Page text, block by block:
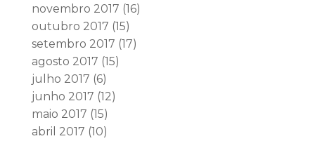
novembro 2017 (16)
outubro 2017 (15)
setembro 2017 (17)
agosto 2017 (15)
julho 2017 (6)
junho 2017 (12)
maio 2017 (15)
abril 2017 (10)